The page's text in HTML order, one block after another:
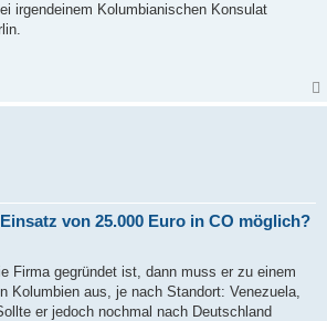
irgendeinem Kolumbianischen Konsulat
von 25.000 Euro in CO möglich?
Firma gegründet ist, dann muss er zu einem
Kolumbien aus, je nach Standort: Venezuela,
er jedoch nochmal nach Deutschland